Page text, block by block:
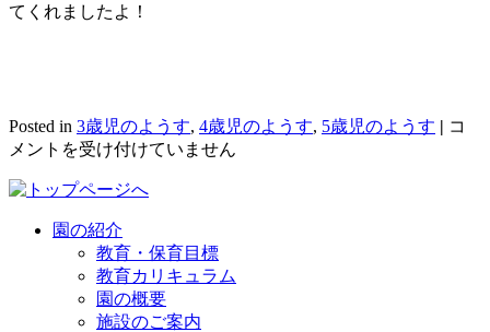
てくれましたよ！
Posted in 3歳児のようす, 4歳児のようす, 5歳児のようす | も
コ
メントを受け付けていません
園の紹介
教育・保育目標
教育カリキュラム
園の概要
施設のご案内